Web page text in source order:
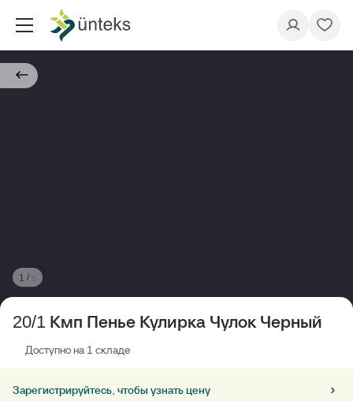
1 / 5
20/1 Кмп Пенье Кулирка Чулок Черный
Доступно на 1 складе
Зарегистрируйтесь, чтобы узнать цену